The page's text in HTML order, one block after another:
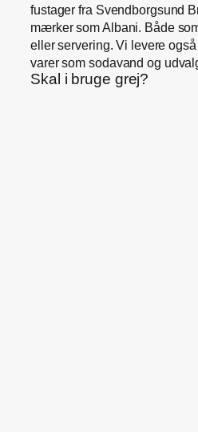
fustager fra Svendborgsund
mærker som Albani. Både
eller servering. Vi levere
varer som sodavand og
Skal i bruge grej?